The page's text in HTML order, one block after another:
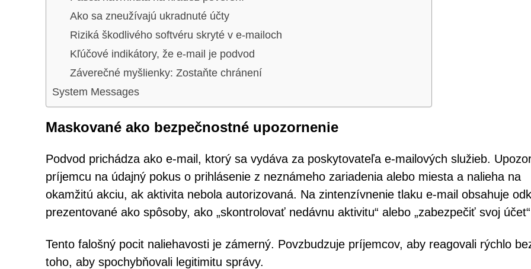
Ako sa zneužívajú ukradnuté účty
Riziká škodlivého softvéru skryté v e-mailoch
Kľúčové indikátory, že e-mail je podvod
Záverečné myšlienky: Zostaňte chránení
System Messages
Maskované ako bezpečnostné upozornenie
Podvod prichádza ako e-mail, ktorý sa vydáva za poskytovateľa e-mailových služieb.
príjemcu na údajný pokus o prihlásenie z neznámeho zariadenia alebo miesta a nalieha na
okamžitú akciu, ak aktivita nebola autorizovaná. Na zintenzívnenie tlaku e-mail obsahuje
prezentované ako spôsoby, ako „skontrolovať nedávnu aktivitu“ alebo „zabezpečiť svoj
Tento falošný pocit naliehavosti je zámerný. Povzbudzuje príjemcov, aby reagovali rýchlo
toho, aby spochybňovali legitimitu správy.